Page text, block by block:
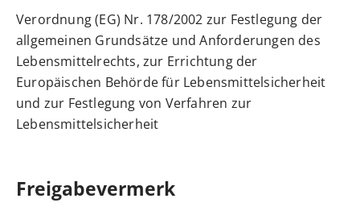
Verordnung (EG) Nr. 178/2002 zur Festlegung der
allgemeinen Grundsätze und Anforderungen des
Lebensmittelrechts, zur Errichtung der
Europäischen Behörde für Lebensmittelsicherheit
und zur Festlegung von Verfahren zur
Lebensmittelsicherheit
Freigabevermerk